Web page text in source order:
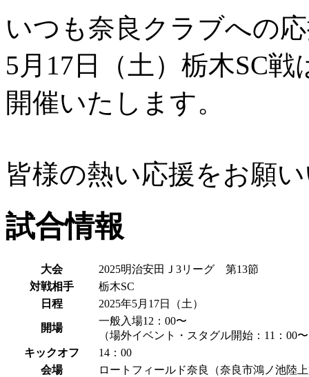
いつも奈良クラブへの
5月17日（土）栃木SC
開催いたします。
皆様の熱い応援をお願
試合情報
大会
2025明治安田Ｊ3リーグ 第13節
対戦相手
栃木SC
日程
2025年5月17日（土）
開場
一般入場12：00〜
（場外イベント・スタグル開始：11：00
キックオフ
14：00
会場
ロートフィールド奈良（奈良市鴻ノ池陸